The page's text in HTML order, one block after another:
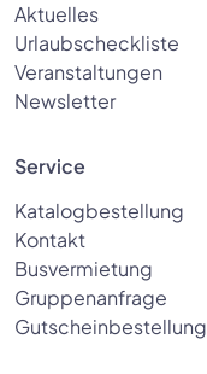
Aktuelles
Urlaubscheckliste
Veranstaltungen
Newsletter
Service
Katalogbestellung
Kontakt
Busvermietung
Gruppenanfrage
Gutscheinbestellung